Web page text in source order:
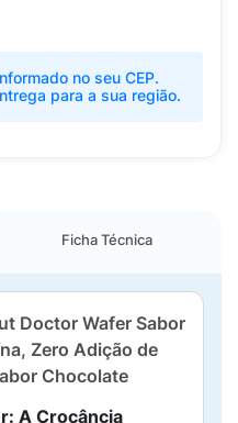
no seu CEP.
para a sua região.
Ficha Técnica
Doctor Wafer Sabor
Zero Adição de
Chocolate
A Crocância